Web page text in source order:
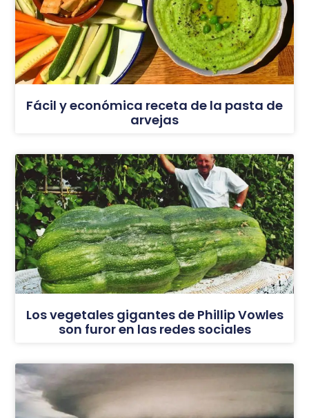
Fácil y económica receta de la pasta de
arvejas
Los vegetales gigantes de Phillip Vowles
son furor en las redes sociales